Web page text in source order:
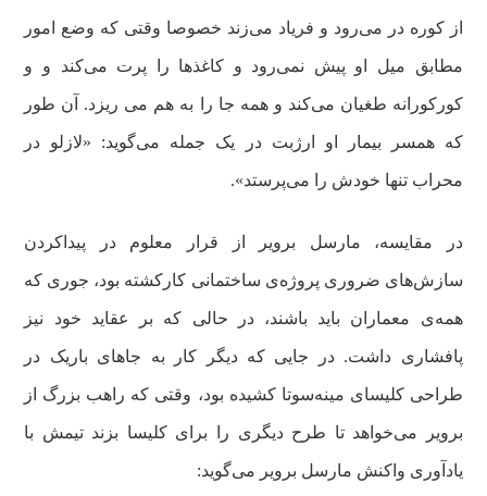
از کوره در می‌رود و فریاد می‌زند خصوصا وقتی که وضع امور
مطابق میل او پیش نمی‌رود و کاغذها را پرت می‌کند و و
کورکورانه طغیان می‌کند و همه جا را به هم می ریزد. آن طور
که همسر بیمار او ارژبت در یک جمله می‌گوید: «لازلو در
محراب تنها خودش را می‌پرستد».
در مقایسه، مارسل برویر از قرار معلوم در پیداکردن
سازش‌های ضروری پروژه‌ی ساختمانی کارکشته بود، جوری که
همه‌ی معماران باید باشند، در حالی که بر عقاید خود نیز
پافشاری داشت. در جایی که دیگر کار به جاهای باریک در
طراحی کلیسای مینه‌سوتا کشیده بود، وقتی که راهب بزرگ از
برویر می‌خواهد تا طرح دیگری را برای کلیسا بزند تیمش با
یادآوری واکنش مارسل برویر می‌گوید: